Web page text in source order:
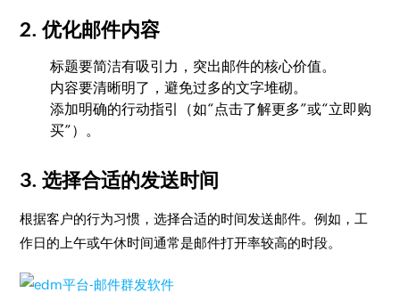
2. 优化邮件内容
标题要简洁有吸引力，突出邮件的核心价值。
内容要清晰明了，避免过多的文字堆砌。
添加明确的行动指引（如“点击了解更多”或“立即购
买”）。
3. 选择合适的发送时间
根据客户的行为习惯，选择合适的时间发送邮件。例如，工
作日的上午或午休时间通常是邮件打开率较高的时段。